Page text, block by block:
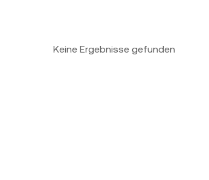
Keine Ergebnisse gefunden